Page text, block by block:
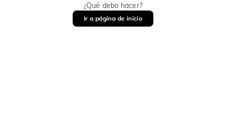
¿Qué debo hacer?
Ir a página de inicio